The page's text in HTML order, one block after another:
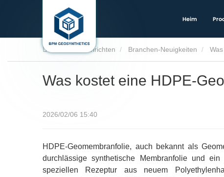
Heim
Nachrichten Branchen-Neuigkeiten
Was kostet eine HDPE-
2026/02/06 15:40
HDPE-Geomembranfolie, auch bekannt als
durchlässige synthetische Membranfolie und
speziellen Rezeptur aus neuem